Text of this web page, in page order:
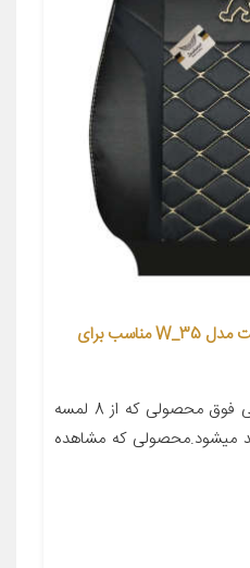
روکش صندلی خودرو سوشیانت مدل W_35 مناسب برای
معرفی محصول روکش صندلی فوق محصولی که از 8 لمسه
میشود.محصولی که مشاهده